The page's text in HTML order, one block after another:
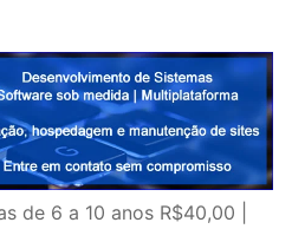
de 6 a 10 anos R$40,00 |